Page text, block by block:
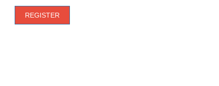
REGISTER